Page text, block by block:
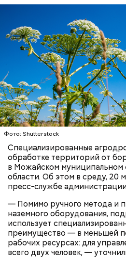
Фото: Shutterstock
Специализированные
обработке территорий от
в Можайском муниципальном
области. Об этом в среду, 20
пресс-службе
— Помимо ручного метода и
наземного оборудования,
использует
преимущество — в меньшей
рабочих ресурсах: для
всего двух человек, —
День попутного ветра, как
прибрежных городах. Там 10
устраиваются соревнования
спорта. Также в этот
тематические концерты,
профессиям, связанным с